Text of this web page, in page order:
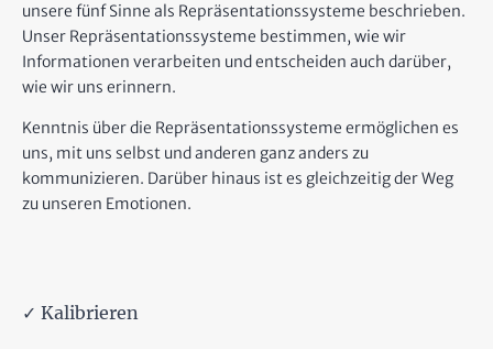
unsere fünf Sinne als Repräsentationssysteme beschrieben.
Unser Repräsentationssysteme bestimmen, wie wir
Informationen verarbeiten und entscheiden auch darüber,
wie wir uns erinnern.
Kenntnis über die Repräsentationssysteme ermöglichen es
uns, mit uns selbst und anderen ganz anders zu
kommunizieren. Darüber hinaus ist es gleichzeitig der Weg
zu unseren Emotionen.
✓ Kalibrieren